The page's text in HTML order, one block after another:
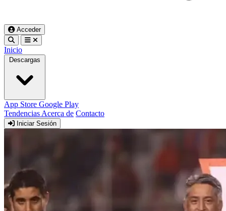
Acceder
Inicio
Descargas
App Store Google Play
Tendencias Acerca de Contacto
Iniciar Sesión